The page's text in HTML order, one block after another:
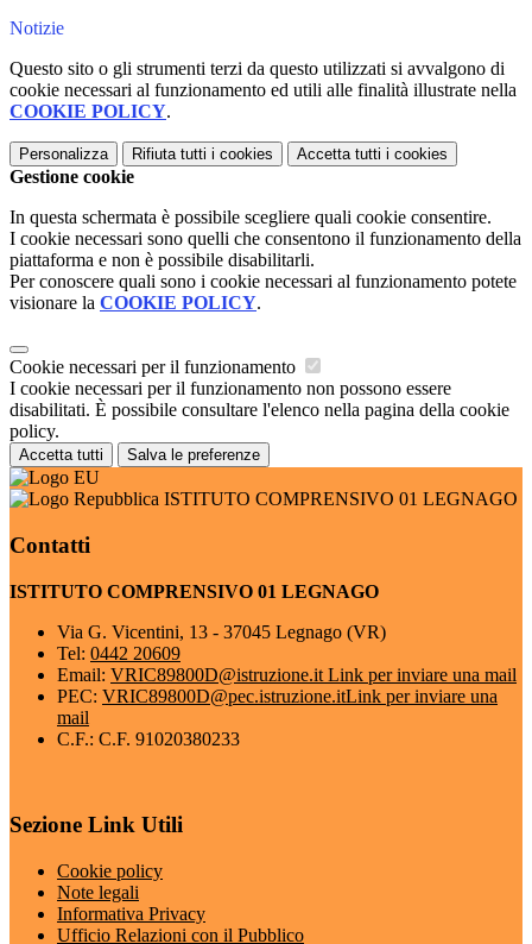
Notizie
Questo sito o gli strumenti terzi da questo utilizzati si avvalgono di
cookie necessari al funzionamento ed utili alle finalità illustrate nella
COOKIE POLICY.
Personalizza Rifiuta tutti i cookies Accetta tutti i cookies
Gestione cookie
In questa schermata è possibile scegliere quali cookie consentire.
I cookie necessari sono quelli che consentono il funzionamento della
piattaforma e non è possibile disabilitarli.
Per conoscere quali sono i cookie necessari al funzionamento potete
visionare la COOKIE POLICY.
Cookie necessari per il funzionamento
I cookie necessari per il funzionamento non possono essere
disabilitati. È possibile consultare l'elenco nella pagina della cookie
policy.
Accetta tutti Salva le preferenze
ISTITUTO COMPRENSIVO 01 LEGNAGO
Contatti
ISTITUTO COMPRENSIVO 01 LEGNAGO
Via G. Vicentini, 13 - 37045 Legnago (VR)
Tel: 0442 20609
Email: VRIC89800D@istruzione.it Link per inviare una mail
PEC: VRIC89800D@pec.istruzione.itLink per inviare una
mail
C.F.: C.F. 91020380233
Sezione Link Utili
Cookie policy
Note legali
Informativa Privacy
Ufficio Relazioni con il Pubblico